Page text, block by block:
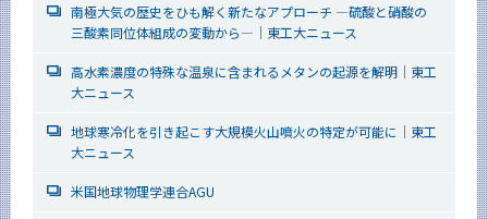
南極大気の歴史をひも解く新たなアプローチ ―硫酸と硝酸の
三酸素同位体組成の変動から―｜東工大ニュース
高水素濃度の特殊な温泉に含まれるメタンの起源を解明｜東工
大ニュース
地球寒冷化を引き起こす大規模火山噴火の特定が可能に｜東工
大ニュース
米国地球物理学連合AGU